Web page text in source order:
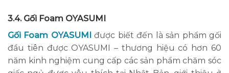
3.4. Gối Foam OYASUMI
Gối Foam OYASUMI được biết đến là sản phẩm gối
đầu tiên được OYASUMI – thương hiệu có hơn 60
năm kinh nghiệm cung cấp các sản phẩm chăm sóc